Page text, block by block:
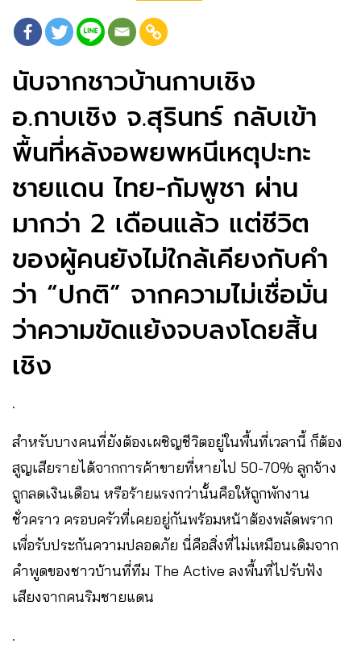
นับจากชาวบ้านกาบเชิง
อ.กาบเชิง จ.สุรินทร์ กลับเข้า
พื้นที่หลังอพยพหนีเหตุปะทะ
ชายแดน ไทย-กัมพูชา ผ่าน
มากว่า 2 เดือนแล้ว แต่ชีวิต
ของผู้คนยังไม่ใกล้เคียงกับคำ
ว่า “ปกติ” จากความไม่เชื่อมั่น
ว่าความขัดแย้งจบลงโดยสิ้น
เชิง
.
สำหรับบางคนที่ยังต้องเผชิญชีวิตอยู่ในพื้นที่เวลานี้ ก็ต้อง
สูญเสียรายได้จากการค้าขายที่หายไป 50-70% ลูกจ้าง
ถูกลดเงินเดือน หรือร้ายแรงกว่านั้นคือให้ถูกพักงาน
ชั่วคราว ครอบครัวที่เคยอยู่กันพร้อมหน้าต้องพลัดพราก
เพื่อรับประกันความปลอดภัย นี่คือสิ่งที่ไม่เหมือนเดิมจาก
คำพูดของชาวบ้านที่ทีม The Active ลงพื้นที่ไปรับฟัง
เสียงจากคนริมชายแดน
.